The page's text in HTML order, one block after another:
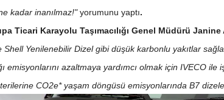
kadar inanılmaz!"yorumunu yaptı.
Ticari Karayolu Taşımacılığı Genel Müdürü
Shell Yenilenebilir Dizel gibi düşük karbonlu yakıtlar
emisyonlarını azaltmaya yardımcı olmak için IVECO
CO2e* yaşam döngüsü emisyonlarında B7